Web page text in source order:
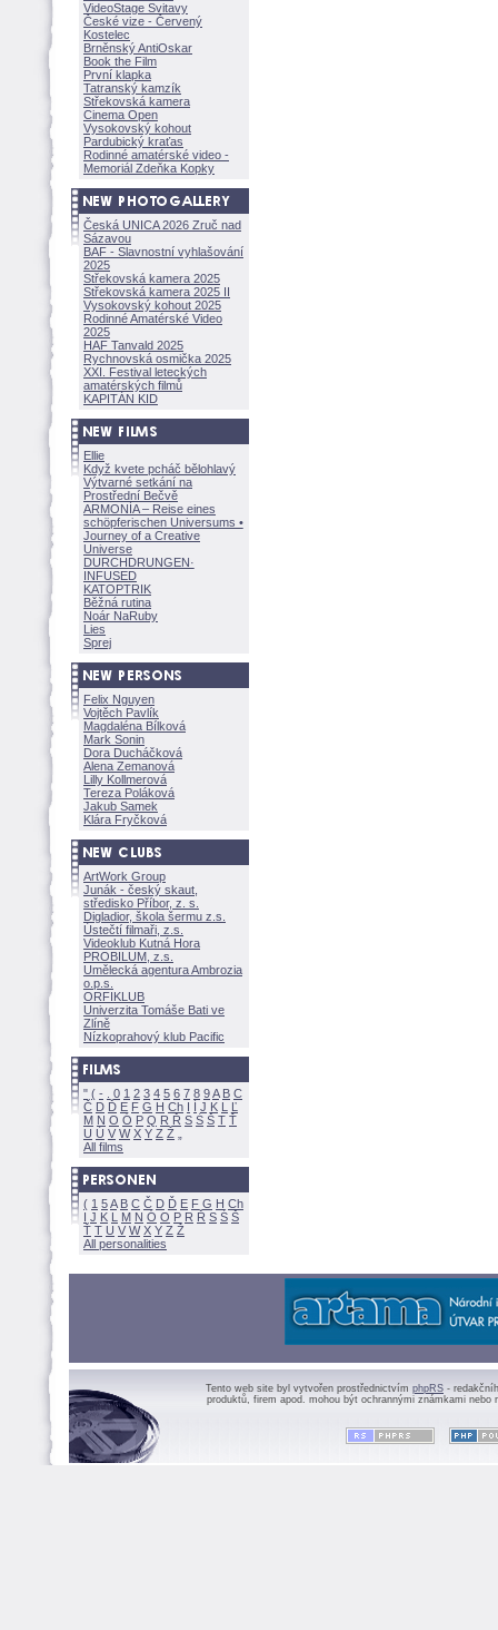
VideoStage Svitavy
České vize - Červený
Kostelec
Brněnský AntiOskar
Book the Film
První klapka
Tatranský kamzík
Střekovská kamera
Cinema Open
Vysokovský kohout
Pardubický kraťas
Rodinné amatérské video -
Memoriál Zdeňka Kopky
Česká UNICA 2026 Zruč nad
Sázavou
BAF - Slavnostní vyhlašování
2025
Střekovská kamera 2025
Střekovská kamera 2025 II
Vysokovský kohout 2025
Rodinné Amatérské Video
2025
HAF Tanvald 2025
Rychnovská osmička 2025
XXI. Festival leteckých
amatérských filmů
KAPITÁN KID
Ellie
Když kvete pcháč bělohlavý
Výtvarné setkání na
Prostřední Bečvě
ARMONÍA – Reise eines
schöpferischen Universums •
Journey of a Creative
Universe
DURCHDRUNGEN·
INFUSED
KATOPTRIK
Běžná rutina
Noár NaRuby
Lies
Sprej
Felix Nguyen
Vojtěch Pavlík
Magdaléna Bílkov
Mark Sonin
Dora Ducháčkov
Alena Zemanov
Lilly Kollmerov
Tereza Polákov
Jakub Samek
Klára Fryčkov
ArtWork Group
Junák - český skaut,
středisko Příbor, z. s.
Digladior, škola šermu z.s.
Ústečtí filmaři, z.s.
Videoklub Kutná Hora
PROBILUM, z.s.
Umělecká agentura Ambrozia
o.p.s.
ORFIKLUB
Univerzita Tomáše Bati ve
Zlíně
Nízkoprahový klub Pacific
" ( - 0 1 2 3 4 5 6 7 8 9A B C
Č D Ď E F G H Ch I Í J K L
Ľ
M N O Ó P Q R Ř S Ś T Ť
U Ú V W X Y Z
All films
( 1 5A B C Č D Ď E F G H Ch
I J K L M N Ó O P R Ř S Ś
Ť T U V W X Y Z
All personalities
Tento web site byl vytvořen prostřednictvím phpRS -
produktů, firem apod. mohou být ochrannými známkami